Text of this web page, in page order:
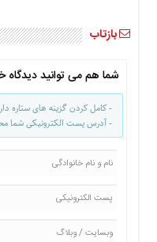
رسانهبازتاب
شما هم می توانید دیدگاه
- کامل کردن گزینه های ستاره
- آدرس پست الکترونیکی شما